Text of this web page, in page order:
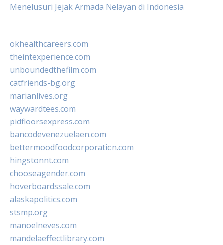
Menelusuri Jejak Armada Nelayan di Indonesia
okhealthcareers.com
theintexperience.com
unboundedthefilm.com
catfriends-bg.org
marianlives.org
waywardtees.com
pidfloorsexpress.com
bancodevenezuelaen.com
bettermoodfoodcorporation.com
hingstonnt.com
chooseagender.com
hoverboardssale.com
alaskapolitics.com
stsmp.org
manoelneves.com
mandelaeffectlibrary.com